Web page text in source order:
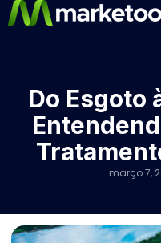
Do Esgoto
março 7,